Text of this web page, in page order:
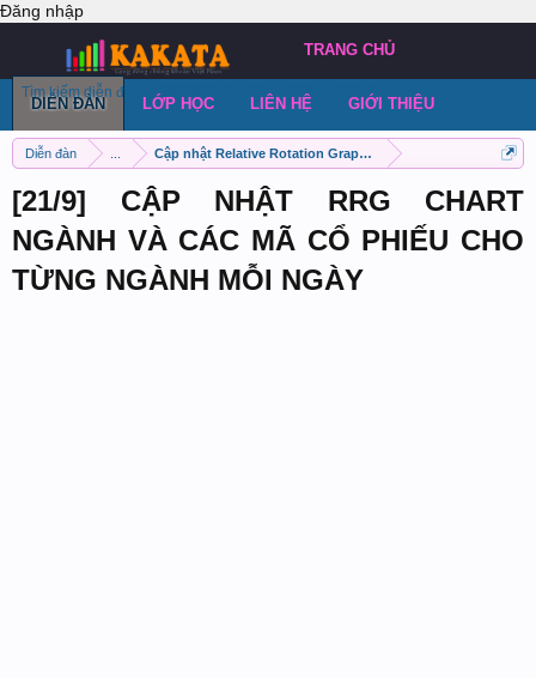
Đăng nhập
Diễn đàn Cập nhật Relative Rotation Graph (RRG) mỗi ngày
[21/9] CẬP NHẬT RRG CHART
NGÀNH VÀ CÁC MÃ CỔ PHIẾU CHO
TỪNG NGÀNH MỖI NGÀY
TRANG CHỦ
DIỄN ĐÀN
Tìm kiếm diễn đàn Bài viết gần đây Đăng chủ đề
LỚP HỌC LIÊN HỆ GIỚI THIỆU